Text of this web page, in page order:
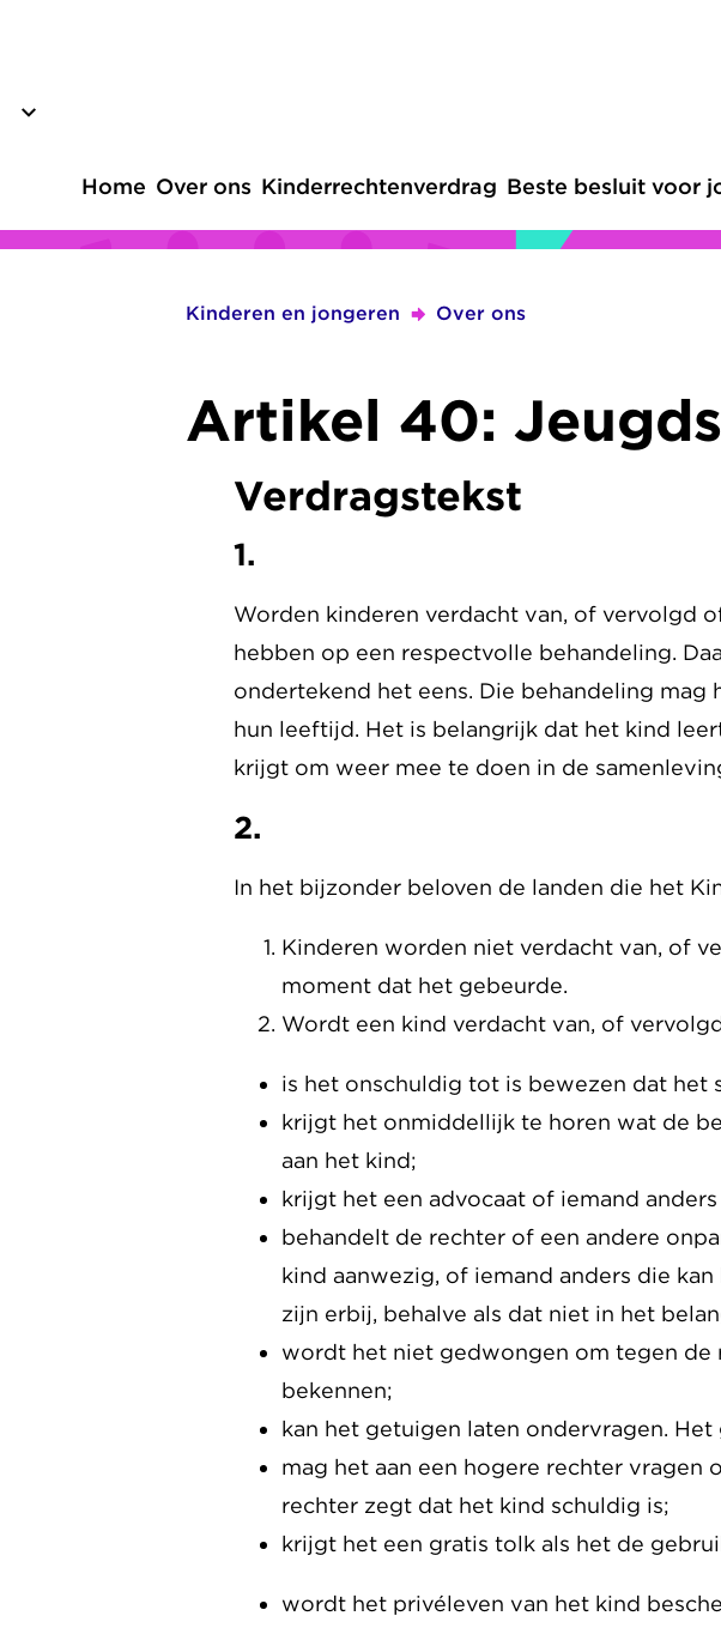
Home Over ons Kinderrechtenverdrag Beste besluit voor
Kinderen en jongeren Over ons
Artikel 40:
Verdragstekst
1.
Worden kinderen verdacht van, of vervolgd
hebben op een respectvolle behandeling.
ondertekend het eens. Die behandeling
hun leeftijd. Het is belangrijk dat het kind
krijgt om weer mee te doen in de
2.
In het bijzonder beloven de landen die het
Kinderen worden niet verdacht van, of
moment dat het gebeurde.
Wordt een kind verdacht van, of
is het onschuldig tot is bewezen dat het
krijgt het onmiddellijk te horen wat de
aan het kind;
krijgt het een advocaat of iemand
behandelt de rechter of een andere
kind aanwezig, of iemand anders die
zijn erbij, behalve als dat niet in het
wordt het niet gedwongen om tegen de
bekennen;
kan het getuigen laten ondervragen.
mag het aan een hogere rechter vragen
rechter zegt dat het kind schuldig is;
krijgt het een gratis tolk als het de
wordt het privéleven van het kind